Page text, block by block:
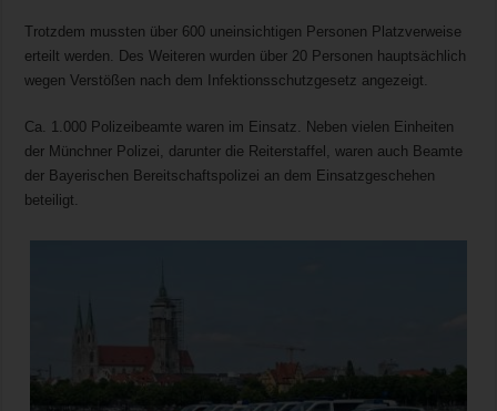
Trotzdem mussten über 600 uneinsichtigen Personen Platzverweise
erteilt werden. Des Weiteren wurden über 20 Personen hauptsächlich
wegen Verstößen nach dem Infektionsschutzgesetz angezeigt.
Ca. 1.000 Polizeibeamte waren im Einsatz. Neben vielen Einheiten
der Münchner Polizei, darunter die Reiterstaffel, waren auch Beamte
der Bayerischen Bereitschaftspolizei an dem Einsatzgeschehen
beteiligt.